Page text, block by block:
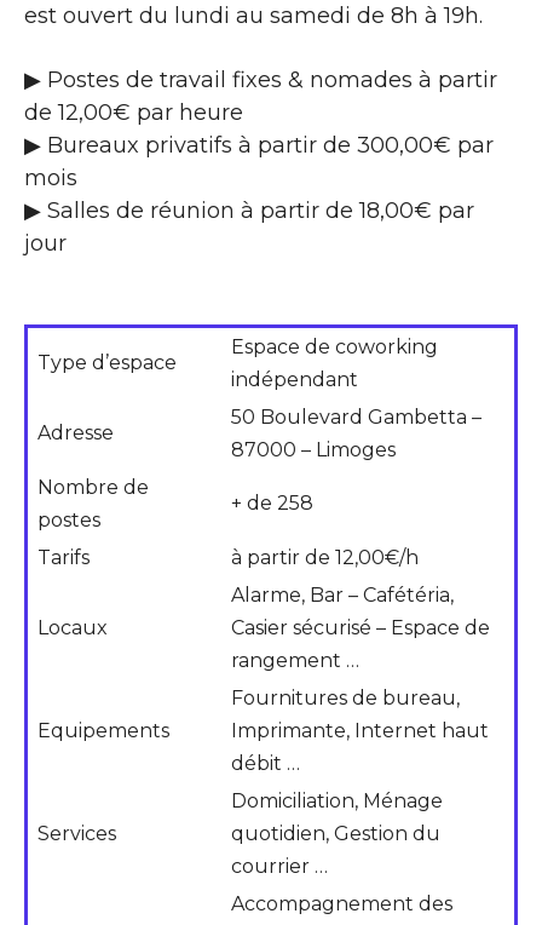
est ouvert du lundi au samedi de 8h à 19h.
▶ Postes de travail fixes & nomades à partir
de 12,00€ par heure
▶ Bureaux privatifs à partir de 300,00€ par
mois
▶ Salles de réunion à partir de 18,00€ par
jour
Type d’espace
Espace de coworking
indépendant
Adresse
50 Boulevard Gambetta –
87000 – Limoges
Nombre de
postes
+ de 258
Tarifs à partir de 12,00€/h
Locaux
Alarme, Bar – Cafétéria,
Casier sécurisé – Espace de
rangement …
Equipements
Fournitures de bureau,
Imprimante, Internet haut
débit …
Services
Domiciliation, Ménage
quotidien, Gestion du
courrier …
Accompagnement des